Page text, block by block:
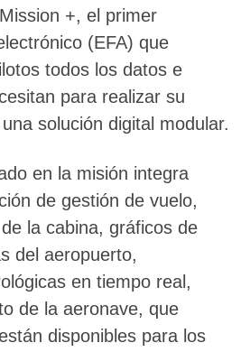
+, el primer
(EFA) que
todos los datos e
para realizar su
solución digital modular.
en la misión integra
de gestión de vuelo,
la cabina, gráficos de
del aeropuerto,
en tiempo real,
de la aeronave, que
disponibles para los